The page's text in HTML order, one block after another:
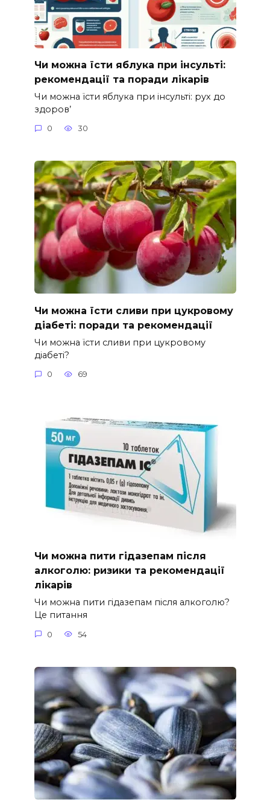
Чи можна їсти яблука при інсульті:
рекомендації та поради лікарів
Чи можна їсти яблука при інсульті: рух до
здоров’
0 30
Чи можна їсти сливи при цукровому
діабеті: поради та рекомендації
Чи можна їсти сливи при цукровому
діабеті?
0 69
Чи можна пити гідазепам після
алкоголю: ризики та рекомендації
лікарів
Чи можна пити гідазепам після алкоголю?
Це питання
0 54